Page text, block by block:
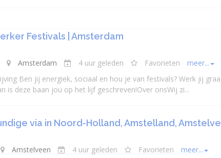
Festivals | Amsterdam
Amsterdam 4 uur geleden Favorieten
meer...
Ben jij energiek, sociaal en hou je van festivals? Werk jij
is deze baan jou op het lijf geschreven!Over onsWij zi...
via in Noord-Holland, Amstelland,
Amstelveen 4 uur geleden Favorieten meer...